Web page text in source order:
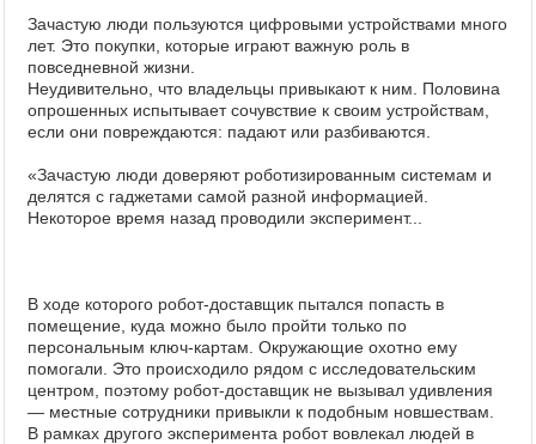
Зачастую люди пользуются цифровыми устройствами много
лет. Это покупки, которые играют важную роль в
повседневной жизни.
Неудивительно, что владельцы привыкают к ним. Половина
опрошенных испытывает сочувствие к своим устройствам,
если они повреждаются: падают или разбиваются.
«Зачастую люди доверяют роботизированным системам и
делятся с гаджетами самой разной информацией.
Некоторое время назад проводили эксперимент...
В ходе которого робот-доставщик пытался попасть в
помещение, куда можно было пройти только по
персональным ключ-картам. Окружающие охотно ему
помогали. Это происходило рядом с исследовательским
центром, поэтому робот-доставщик не вызывал удивления
― местные сотрудники привыкли к подобным новшествам.
В рамках другого эксперимента робот вовлекал людей в